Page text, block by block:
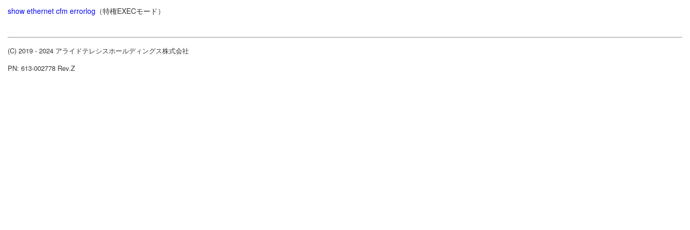
show ethernet cfm errorlog （特権EXECモード）
(C) 2019 - 2024 アライドテレシスホールディングス株式会社
PN: 613-002778 Rev.Z